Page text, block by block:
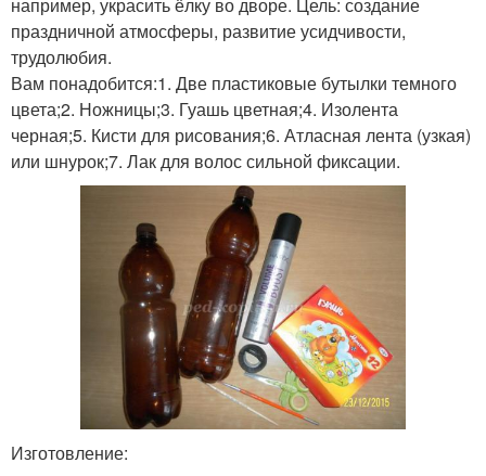
праздничной атмосферы, развитие усидчивости,
трудолюбия.
Вам понадобится:1. Две пластиковые бутылки темного
цвета;2. Ножницы;3. Гуашь цветная;4. Изолента
черная;5. Кисти для рисования;6. Атласная лента (узкая)
или шнурок;7. Лак для волос сильной фиксации.
Изготовление: